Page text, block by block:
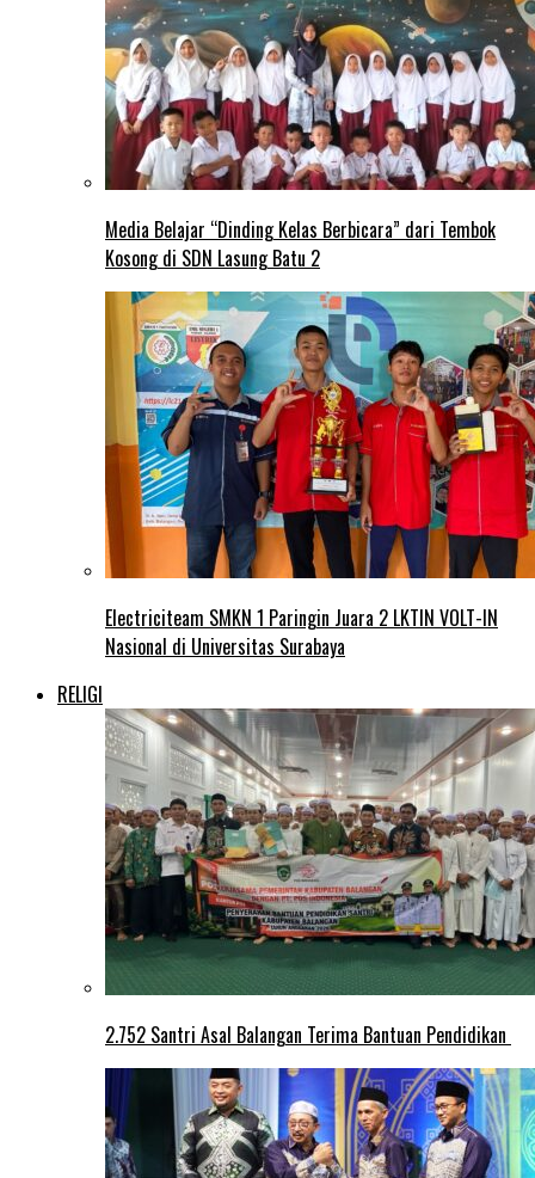
Media Belajar “Dinding Kelas Berbicara” dari Tembok
Kosong di SDN Lasung Batu 2
Electriciteam SMKN 1 Paringin Juara 2 LKTIN VOLT-IN
Nasional di Universitas Surabaya
RELIGI
2.752 Santri Asal Balangan Terima Bantuan Pendidikan